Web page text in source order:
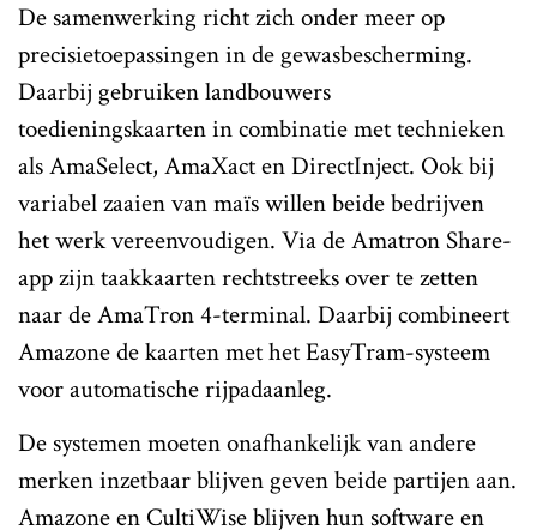
De samenwerking richt zich onder meer op
precisietoepassingen in de gewasbescherming.
Daarbij gebruiken landbouwers
toedieningskaarten in combinatie met technieken
als AmaSelect, AmaXact en DirectInject. Ook bij
variabel zaaien van maïs willen beide bedrijven
het werk vereenvoudigen. Via de Amatron Share-
app zijn taakkaarten rechtstreeks over te zetten
naar de AmaTron 4-terminal. Daarbij combineert
Amazone de kaarten met het EasyTram-systeem
voor automatische rijpadaanleg.
De systemen moeten onafhankelijk van andere
merken inzetbaar blijven geven beide partijen aan.
Amazone en CultiWise blijven hun software en